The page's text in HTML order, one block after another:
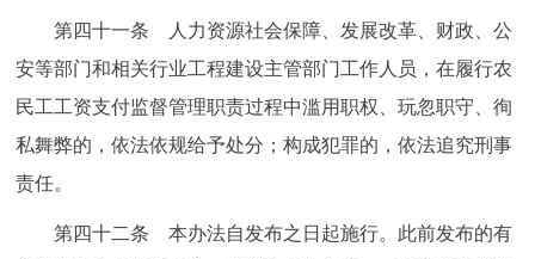
第四十一条 人力资源社会保障、发展改革、财政、公
安等部门和相关行业工程建设主管部门工作人员，在履行农
民工工资支付监督管理职责过程中滥用职权、玩忽职守、徇
私舞弊的，依法依规给予处分；构成犯罪的，依法追究刑事
责任。
第四十二条 本办法自发布之日起施行。此前发布的有